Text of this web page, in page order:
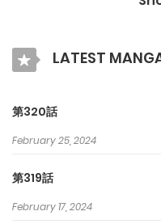
LATEST
第320話
February 25, 2024
第319話
February 17, 2024